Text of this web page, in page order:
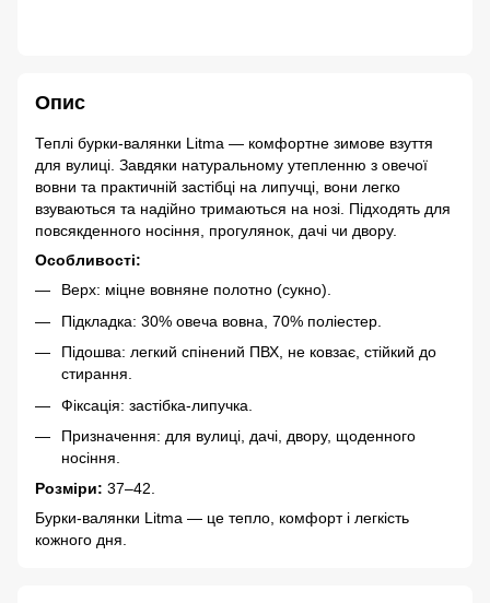
Опис
Теплі бурки-валянки Litma — комфортне зимове взуття
для вулиці. Завдяки натуральному утепленню з овечої
вовни та практичній застібці на липучці, вони легко
взуваються та надійно тримаються на нозі. Підходять для
повсякденного носіння, прогулянок, дачі чи двору.
Особливості:
Верх: міцне вовняне полотно (сукно).
Підкладка: 30% овеча вовна, 70% поліестер.
Підошва: легкий спінений ПВХ, не ковзає, стійкий до
стирання.
Фіксація: застібка-липучка.
Призначення: для вулиці, дачі, двору, щоденного
носіння.
Розміри: 37–42.
Бурки-валянки Litma — це тепло, комфорт і легкість
кожного дня.